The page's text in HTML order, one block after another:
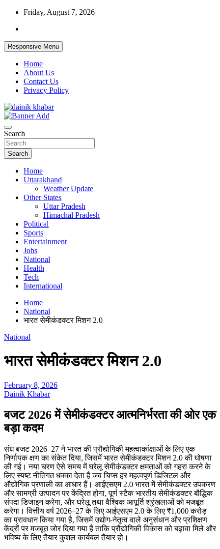
Skip
content
Friday, August 7, 2026
Responsive Menu
Home
About Us
Contact Us
Privacy Policy
Dainikkhabar.in – Uttarakhand Daily
Hindi News Website
Search
Search
Home
Uttarakhand
Weather Update
Other States
Uttar Pradesh
Himachal Pradesh
Political
Sports
Entertainment
Jobs
National
Health
Tech
International
Home
National
भारत सेमीकंडक्टर मिशन 2.0
National
भारत सेमीकंडक्टर मिशन 2.0
February 8, 2026
Dainik Khabar
बजट 2026 में सेमीकंडक्टर आत्मनिर्भरता की ओर एक
बड़ा कदम
संघ बजट 2026–27 ने भारत की प्रौद्योगिकी महत्वाकांक्षाओं के लिए एक
निर्णायक क्षण का संकेत दिया, जिसमें भारत सेमीकंडक्टर मिशन 2.0 की घोषणा
की गई। नया चरण ऐसे समय में घरेलू सेमीकंडक्टर क्षमताओं को गहरा करने के
लिए स्पष्ट नीतिगत धक्का देता है जब चिप्स हर महत्वपूर्ण डिजिटल और
औद्योगिक प्रणाली का आधार हैं। आईएसएम 2.0 भारत में सेमीकंडक्टर उपकरण
और सामग्री उत्पादन पर केंद्रित होगा, पूर्ण स्टैक भारतीय सेमीकंडक्टर बौद्धिक
संपदा डिजाइन करेगा, और घरेलू तथा वैश्विक आपूर्ति श्रृंखलाओं को मजबूत
करेगा। वित्तीय वर्ष 2026–27 के लिए आईएसएम 2.0 के लिए ₹1,000 करोड़
का प्रावधान किया गया है, जिसमें उद्योग-नेतृत्व वाले अनुसंधान और प्रशिक्षण
केंद्रों पर मजबूत जोर दिया गया है ताकि प्रौद्योगिकी विकास को बढ़ावा मिले और
भविष्य के लिए तैयार कुशल कार्यबल तैयार हो।